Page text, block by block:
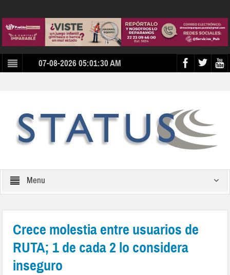
07-08-2026 05:01:30 AM
Menu
Crece molestia entre usuarios de
RUTA; 1 de cada 2 lo considera
inseguro